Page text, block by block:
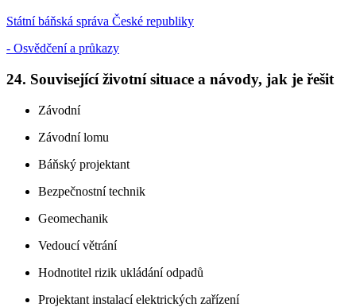
Státní báňská správa České republiky
- Osvědčení a průkazy
24. Související životní situace a návody, jak je řešit
Závodní
Závodní lomu
Báňský projektant
Bezpečnostní technik
Geomechanik
Vedoucí větrání
Hodnotitel rizik ukládání odpadů
Projektant instalací elektrických zařízení